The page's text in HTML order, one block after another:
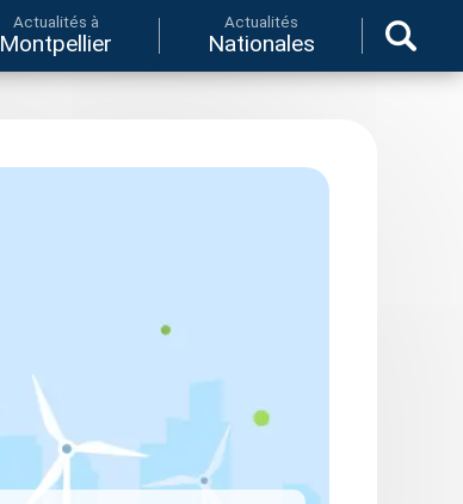
Actualités à
Montpellier
Actualités
Nationales